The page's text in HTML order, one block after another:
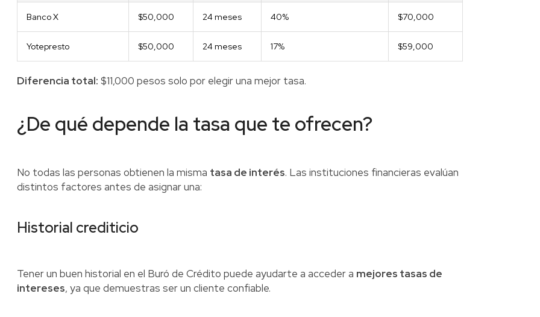
Banco X $50,000 24 meses 40% $70,000
Yotepresto $50,000 24 meses 17% $59,000
Diferencia total: $11,000 pesos solo por elegir una mejor tasa.
¿De qué depende la tasa que te ofrecen?
No todas las personas obtienen la misma tasa de interés. Las instituciones financieras evalúan
distintos factores antes de asignar una:
Historial crediticio
Tener un buen historial en el Buró de Crédito puede ayudarte a acceder a mejores tasas de
intereses, ya que demuestras ser un cliente confiable.